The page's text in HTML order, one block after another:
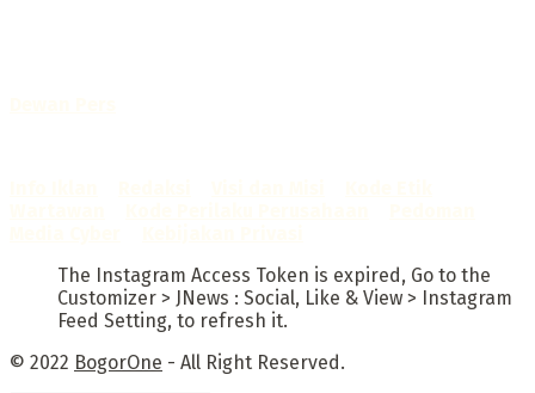
The Instagram Access Token is expired, Go to the
Customizer > JNews : Social, Like & View > Instagram
Feed Setting, to refresh it.
© 2022 BogorOne - All Right Reserved.